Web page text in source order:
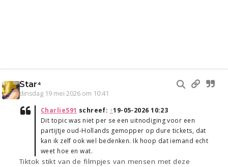
Star⁴
dinsdag 19 mei 2026 om 10:41
Charlie591 schreef: ↑19-05-2026 10:23
Dit topic was niet per se een uitnodiging voor een
partijtje oud-Hollands gemopper op dure tickets, dat
kan ik zelf ook wel bedenken. Ik hoop dat iemand echt
weet hoe en wat.
Tiktok stikt van de filmpjes van mensen met deze